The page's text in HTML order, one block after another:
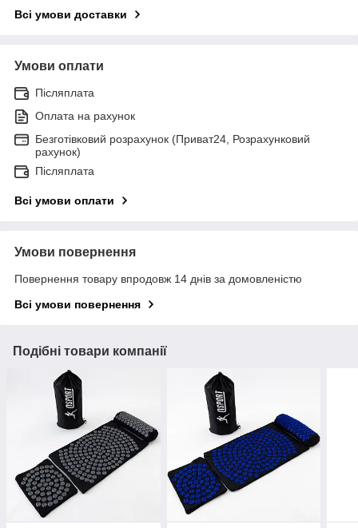
Всі умови доставки
Умови оплати
Післяплата
Оплата на рахунок
Безготівковий розрахунок (Приват24, Розрахунковий
рахунок)
Післяплата
Всі умови оплати
Умови повернення
Повернення товару впродовж 14 днів за домовленістю
Всі умови повернення
Подібні товари компанії